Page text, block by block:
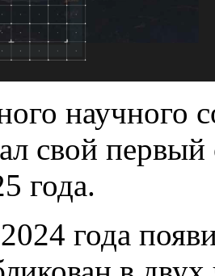
научного
свой
года.
года